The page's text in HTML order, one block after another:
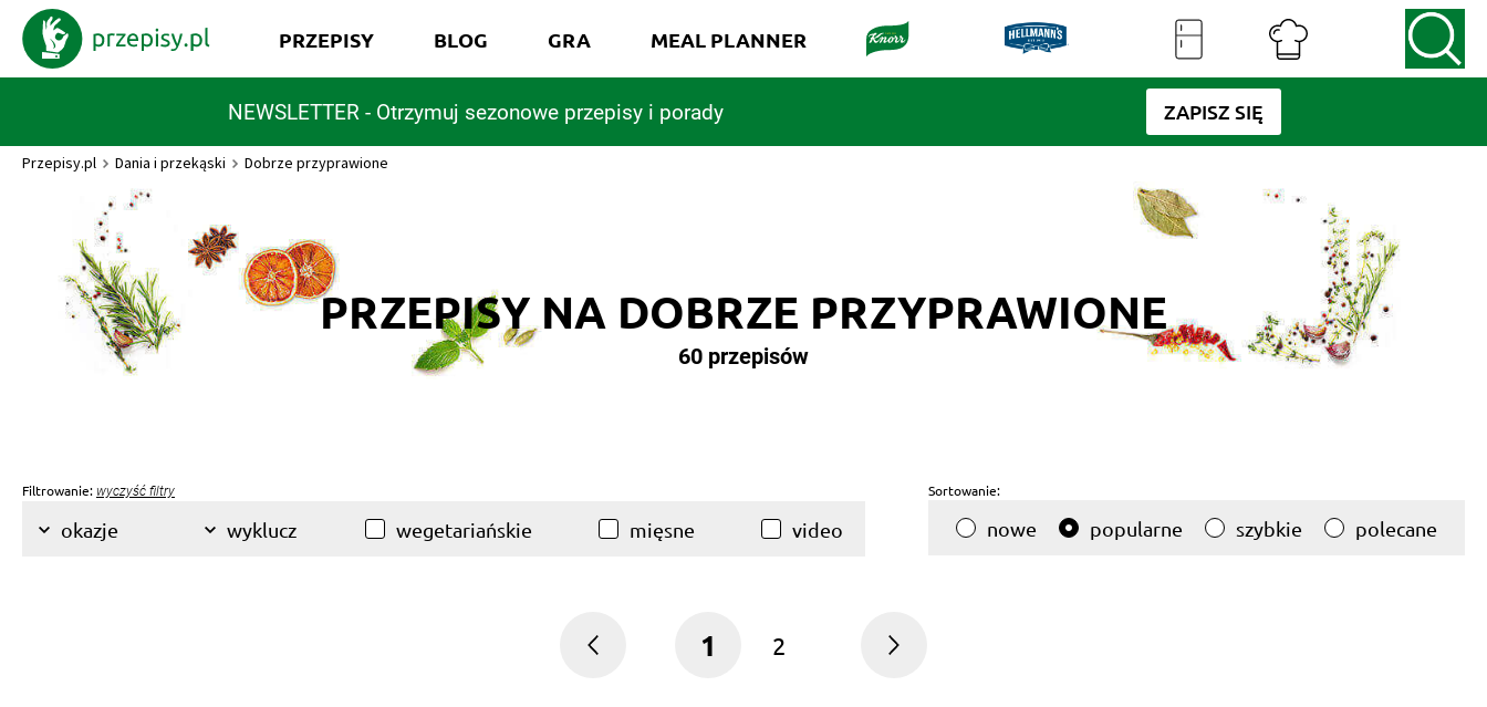
NEWSLETTER - Otrzymuj sezonowe przepisy i porady ZAPISZ SIĘ
PRZEPISY BLOG GRA MEAL PLANNER
Przepisy.pl Dania i przekąski Dobrze przyprawione
PRZEPISY NA DOBRZE PRZYPRAWIONE
60 przepisów
Filtrowanie: wyczyść filtry
okazje wyklucz wegetariańskie mięsne video
Sortowanie:
nowe popularne szybkie polecane
1 2